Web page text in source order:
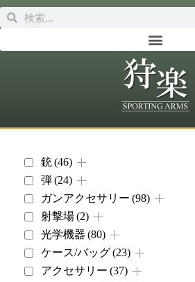
銃(46)
弾(24)
ガンアクセサリー (98)
射撃場(2)
光学機器 (80)
ケース/バッグ(23)
アクセサリー (37)